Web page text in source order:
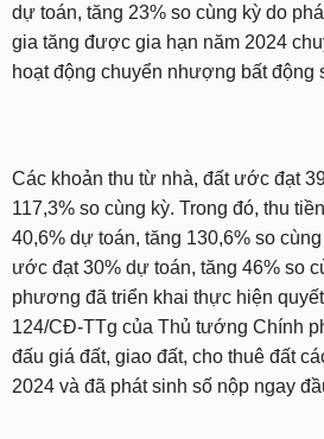
dự toán, tăng 23% so cùng kỳ do
gia tăng được gia hạn năm 2024
hoạt động chuyển nhượng bất động
Các khoản thu từ nhà, đất ước đạt
117,3% so cùng kỳ. Trong đó, thu
40,6% dự toán, tăng 130,6% so
ước đạt 30% dự toán, tăng 46% so
phương đã triển khai thực hiện
124/CĐ-TTg của Thủ tướng Chính
đấu giá đất, giao đất, cho thuê đất
2024 và đã phát sinh số nộp ngay